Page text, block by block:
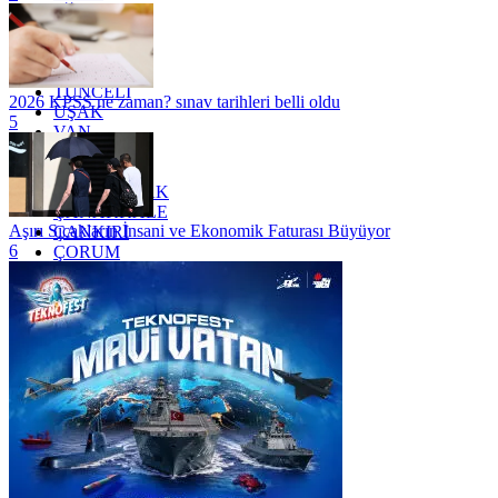
SİİRT
TEKİRDAĞ
TOKAT
TRABZON
TUNCELİ
UŞAK
VAN
YALOVA
YOZGAT
ZONGULDAK
ÇANAKKALE
ÇANKIRI
ÇORUM
İSTANBUL
İZMİR
ŞANLIURFA
ŞIRNAK
2026 KPSS ne zaman? sınav tarihleri belli oldu
5
Aşırı Sıcakların İnsani ve Ekonomik Faturası Büyüyor
6